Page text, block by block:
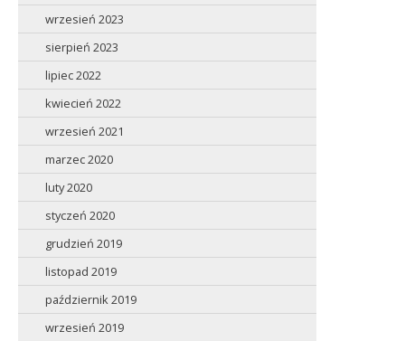
wrzesień 2023
sierpień 2023
lipiec 2022
kwiecień 2022
wrzesień 2021
marzec 2020
luty 2020
styczeń 2020
grudzień 2019
listopad 2019
październik 2019
wrzesień 2019